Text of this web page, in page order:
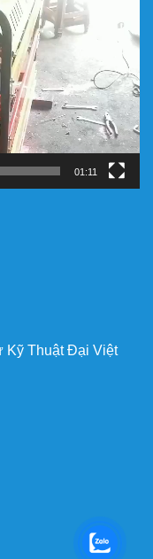
01:11
Kỹ Thuật Đại Việt